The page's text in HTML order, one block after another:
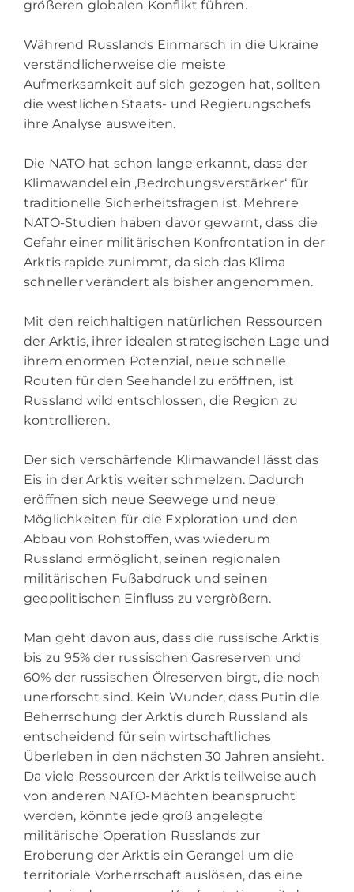
größeren globalen Konflikt führen.
Während Russlands Einmarsch in die Ukraine
verständlicherweise die meiste
Aufmerksamkeit auf sich gezogen hat, sollten
die westlichen Staats- und Regierungschefs
ihre Analyse ausweiten.
Die NATO hat schon lange erkannt, dass der
Klimawandel ein ‚Bedrohungsverstärker‘ für
traditionelle Sicherheitsfragen ist. Mehrere
NATO-Studien haben davor gewarnt, dass die
Gefahr einer militärischen Konfrontation in der
Arktis rapide zunimmt, da sich das Klima
schneller verändert als bisher angenommen.
Mit den reichhaltigen natürlichen Ressourcen
der Arktis, ihrer idealen strategischen Lage und
ihrem enormen Potenzial, neue schnelle
Routen für den Seehandel zu eröffnen, ist
Russland wild entschlossen, die Region zu
kontrollieren.
Der sich verschärfende Klimawandel lässt das
Eis in der Arktis weiter schmelzen. Dadurch
eröffnen sich neue Seewege und neue
Möglichkeiten für die Exploration und den
Abbau von Rohstoffen, was wiederum
Russland ermöglicht, seinen regionalen
militärischen Fußabdruck und seinen
geopolitischen Einfluss zu vergrößern.
Man geht davon aus, dass die russische Arktis
bis zu 95% der russischen Gasreserven und
60% der russischen Ölreserven birgt, die noch
unerforscht sind. Kein Wunder, dass Putin die
Beherrschung der Arktis durch Russland als
entscheidend für sein wirtschaftliches
Überleben in den nächsten 30 Jahren ansieht.
Da viele Ressourcen der Arktis teilweise auch
von anderen NATO-Mächten beansprucht
werden, könnte jede groß angelegte
militärische Operation Russlands zur
Eroberung der Arktis ein Gerangel um die
territoriale Vorherrschaft auslösen, das eine